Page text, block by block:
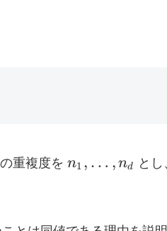
重複度をn_1,
n1 , … , nd と